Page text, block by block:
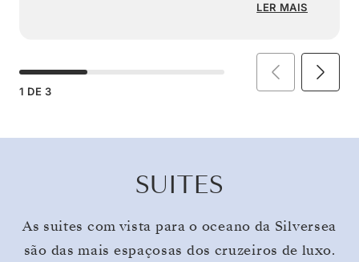
LER MAIS
1 DE 3
SUITES
As suites com vista para o oceano da Silversea
são das mais espaçosas dos cruzeiros de luxo.